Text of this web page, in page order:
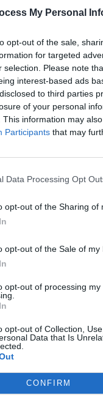
My Personal
opt-out of the sale,
for targeted
selection. Please note
interest-based ads
to third parties
of your personal
This information may
Participants that may
Data Processing Opt
opt-out of the Sharing of
opt-out of the Sale of my
opt-out of processing
opt-out of Collection,
Data that Is
CONFIRM
de vedere cu
care le deţine –
paciente care
până la moarte.
deputat PSD de
-